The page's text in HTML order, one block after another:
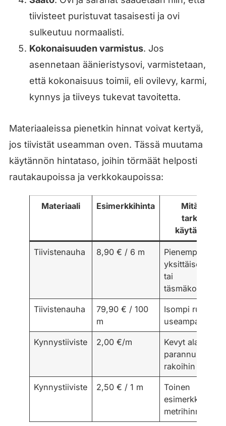
tiivisteet puristuvat tasaisesti ja ovi
sulkeutuu normaalisti.
Kokonaisuuden varmistus. Jos
asennetaan äänieristysovi, varmistetaan,
että kokonaisuus toimii, eli ovilevy, karmi,
kynnys ja tiiveys tukevat tavoitetta.
Materiaaleissa pienetkin hinnat voivat kertyä,
jos tiivistät useamman oven. Tässä muutama
käytännön hintataso, joihin törmäät helposti
rautakaupoissa ja verkkokaupoissa:
Materiaali Esimerkkihinta
Mitä tämä
tarkoittaa
käytännössä
Tiivistenauha 8,90 € / 6 m
Pienempi
yksittäiseen
tai
Tiivistenauha
79,90 € / 100
m
Isompi rulla
useampaan
Kynnystiiviste 2,00 €/m
Kevyt alareunan
parannus
rakoihin
Kynnystiiviste 2,50 € / 1 m
Toinen
metrihinnalle